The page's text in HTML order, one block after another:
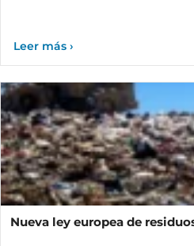
Nueva ley europea de